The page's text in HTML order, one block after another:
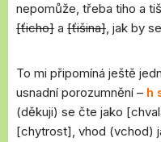
nepomůže, třeba tiho a
[ťicho] a [ťišina], jak by
To mi připomíná ještě
usnadní porozumnění – h
(děkuji) se čte jako
[chytrost], vhod (vchod)